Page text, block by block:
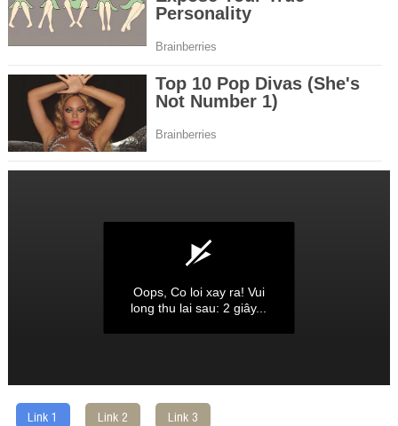
Oops, Co loi xay ra! Vui
long thu lai sau: 0 giây...
Link 1 Link 2 Link 3